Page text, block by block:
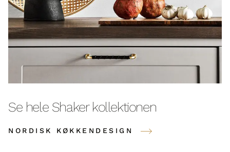
Se hele Shaker kollektionen
NORDISK KØKKENDESIGN